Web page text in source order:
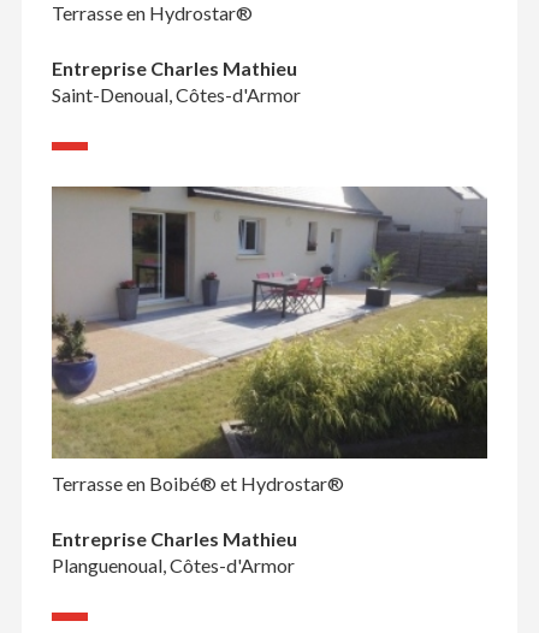
Terrasse en Hydrostar®
Entreprise Charles Mathieu
Saint-Denoual, Côtes-d'Armor
Terrasse en Boibé® et Hydrostar®
Entreprise Charles Mathieu
Planguenoual, Côtes-d'Armor